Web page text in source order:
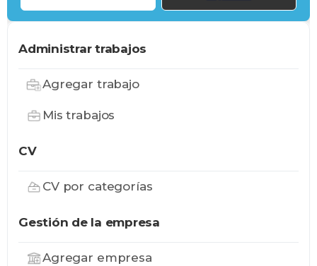
Administrar trabajos
Agregar trabajo
Mis trabajos
CV
CV por categorías
Gestión de la empresa
Agregar empresa